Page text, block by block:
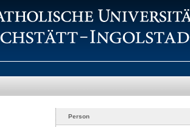
Person